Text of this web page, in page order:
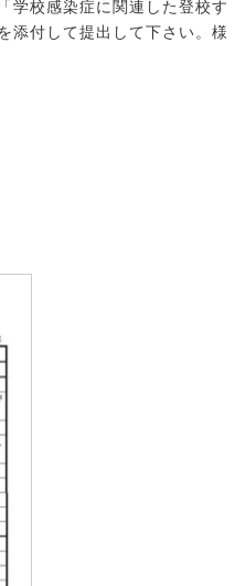
学校感染症に関連した登校す
添付して提出して下さい。様